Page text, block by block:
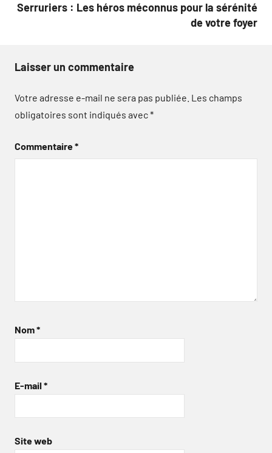
Serruriers : Les héros méconnus pour la sérénité
de votre foyer
Laisser un commentaire
Votre adresse e-mail ne sera pas publiée. Les champs
obligatoires sont indiqués avec*
Commentaire*
Nom*
E-mail *
Site web